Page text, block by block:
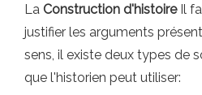
La Construction d'histoireIl
justifier les arguments
sens, il existe deux types de
que l'historien peut utiliser: